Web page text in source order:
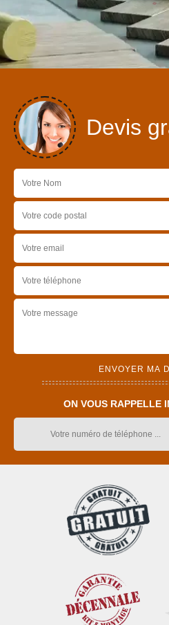
Devis
ON VOUS RAPPELLE